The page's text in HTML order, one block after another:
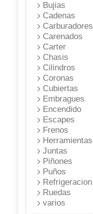
Bujias
Cadenas
Carburadores
Carenados
Carter
Chasis
Cilindros
Coronas
Cubiertas
Embragues
Encendido
Escapes
Frenos
Herramientas
Juntas
Piñones
Puños
Refrigeracion
Ruedas
varios